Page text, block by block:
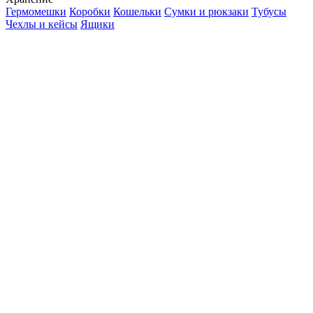
Гермомешки Коробки Кошельки Сумки и рюкзаки Тубусы
Чехлы и кейсы Ящики